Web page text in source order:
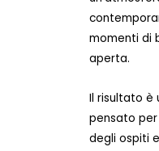
momenti di
aperta.
Il risultato è
pensato per
degli ospiti